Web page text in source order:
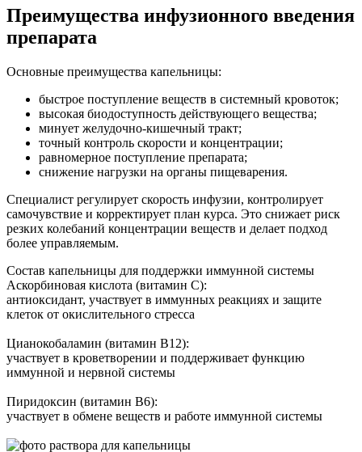
Преимущества инфузионного введения
препарата
Основные преимущества капельницы:
быстрое поступление веществ в системный кровоток;
высокая биодоступность действующего вещества;
минует желудочно-кишечный тракт;
точный контроль скорости и концентрации;
равномерное поступление препарата;
снижение нагрузки на органы пищеварения.
Специалист регулирует скорость инфузии, контролирует
самочувствие и корректирует план курса. Это снижает риск
резких колебаний концентрации веществ и делает подход
более управляемым.
Состав капельницы для поддержки иммунной системы
Аскорбиновая кислота (витамин C):
антиоксидант, участвует в иммунных реакциях и защите
клеток от окислительного стресса
Цианокобаламин (витамин B12):
участвует в кроветворении и поддерживает функцию
иммунной и нервной системы
Пиридоксин (витамин B6):
участвует в обмене веществ и работе иммунной системы